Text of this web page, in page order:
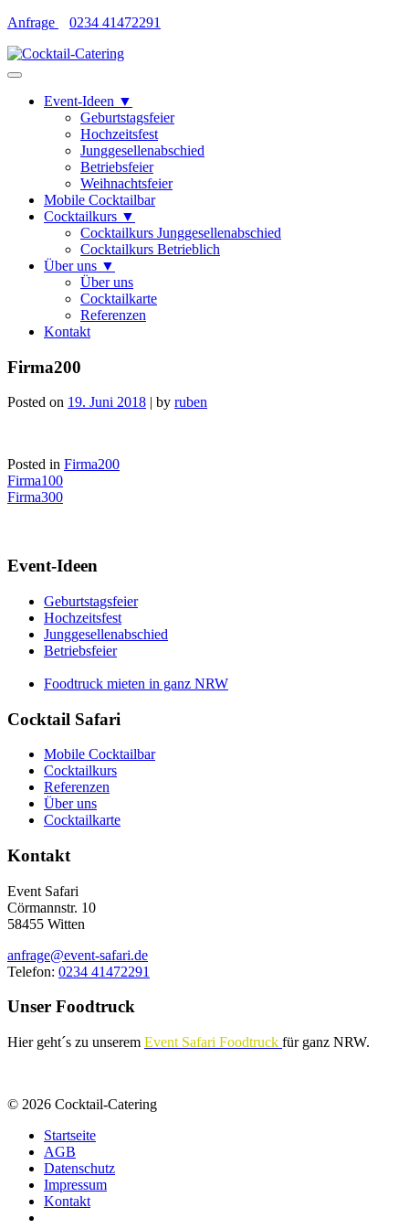
Skip
content
Anfrage 0234 41472291
Event-Ideen ▼
Geburtstagsfeier
Hochzeitsfest
Junggesellenabschied
Betriebsfeier
Weihnachtsfeier
Mobile Cocktailbar
Cocktailkurs ▼
Cocktailkurs Junggesellenabschied
Cocktailkurs Betrieblich
Über uns ▼
Über uns
Cocktailkarte
Referenzen
Kontakt
Firma200
Posted on 19. Juni 2018 | by ruben
Posted in Firma200
Beitrags-
Navigation
Firma100
Firma300
Event-Ideen
Geburtstagsfeier
Hochzeitsfest
Junggesellenabschied
Betriebsfeier
Foodtruck mieten in ganz NRW
Cocktail Safari
Mobile Cocktailbar
Cocktailkurs
Referenzen
Über uns
Cocktailkarte
Kontakt
Event Safari
Cörmannstr. 10
58455 Witten
anfrage@event-safari.de
Telefon: 0234 41472291
Unser Foodtruck
Hier geht´s zu unserem Event Safari Foodtruck für ganz NRW.
© 2026 Cocktail-Catering
Startseite
AGB
Datenschutz
Impressum
Kontakt